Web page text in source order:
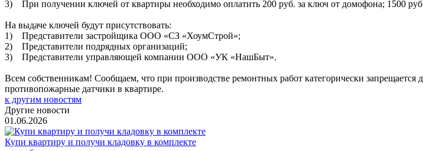
3) При получении ключей от квартиры необходимо оплатить 200 руб. за ключ от домофона; 1500
На выдаче ключей будут присутствовать:
1) Представители застройщика ООО «СЗ «ХоумСтрой»;
2) Представители подрядных организаций;
3) Представители управляющей компании ООО «УК «НашБыт».
Всем собственникам! Сообщаем, что при производстве ремонтных работ категорически
противопожарные датчики в квартире.
к другим новостям
Другие новости
01.06.2026
Купи квартиру и получи кладовку в комплекте